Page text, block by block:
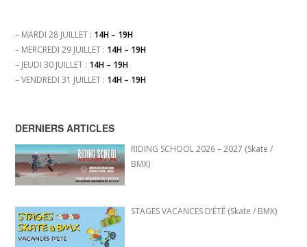
– MARDI 28 JUILLET : 14H – 19H
– MERCREDI 29 JUILLET : 14H – 19H
– JEUDI 30 JUILLET : 14H – 19H
– VENDREDI 31 JUILLET : 14H – 19H
DERNIERS ARTICLES
RIDING SCHOOL 2026 – 2027 (Skate /
BMX)
STAGES VACANCES D’ÉTÉ (Skate / BMX)